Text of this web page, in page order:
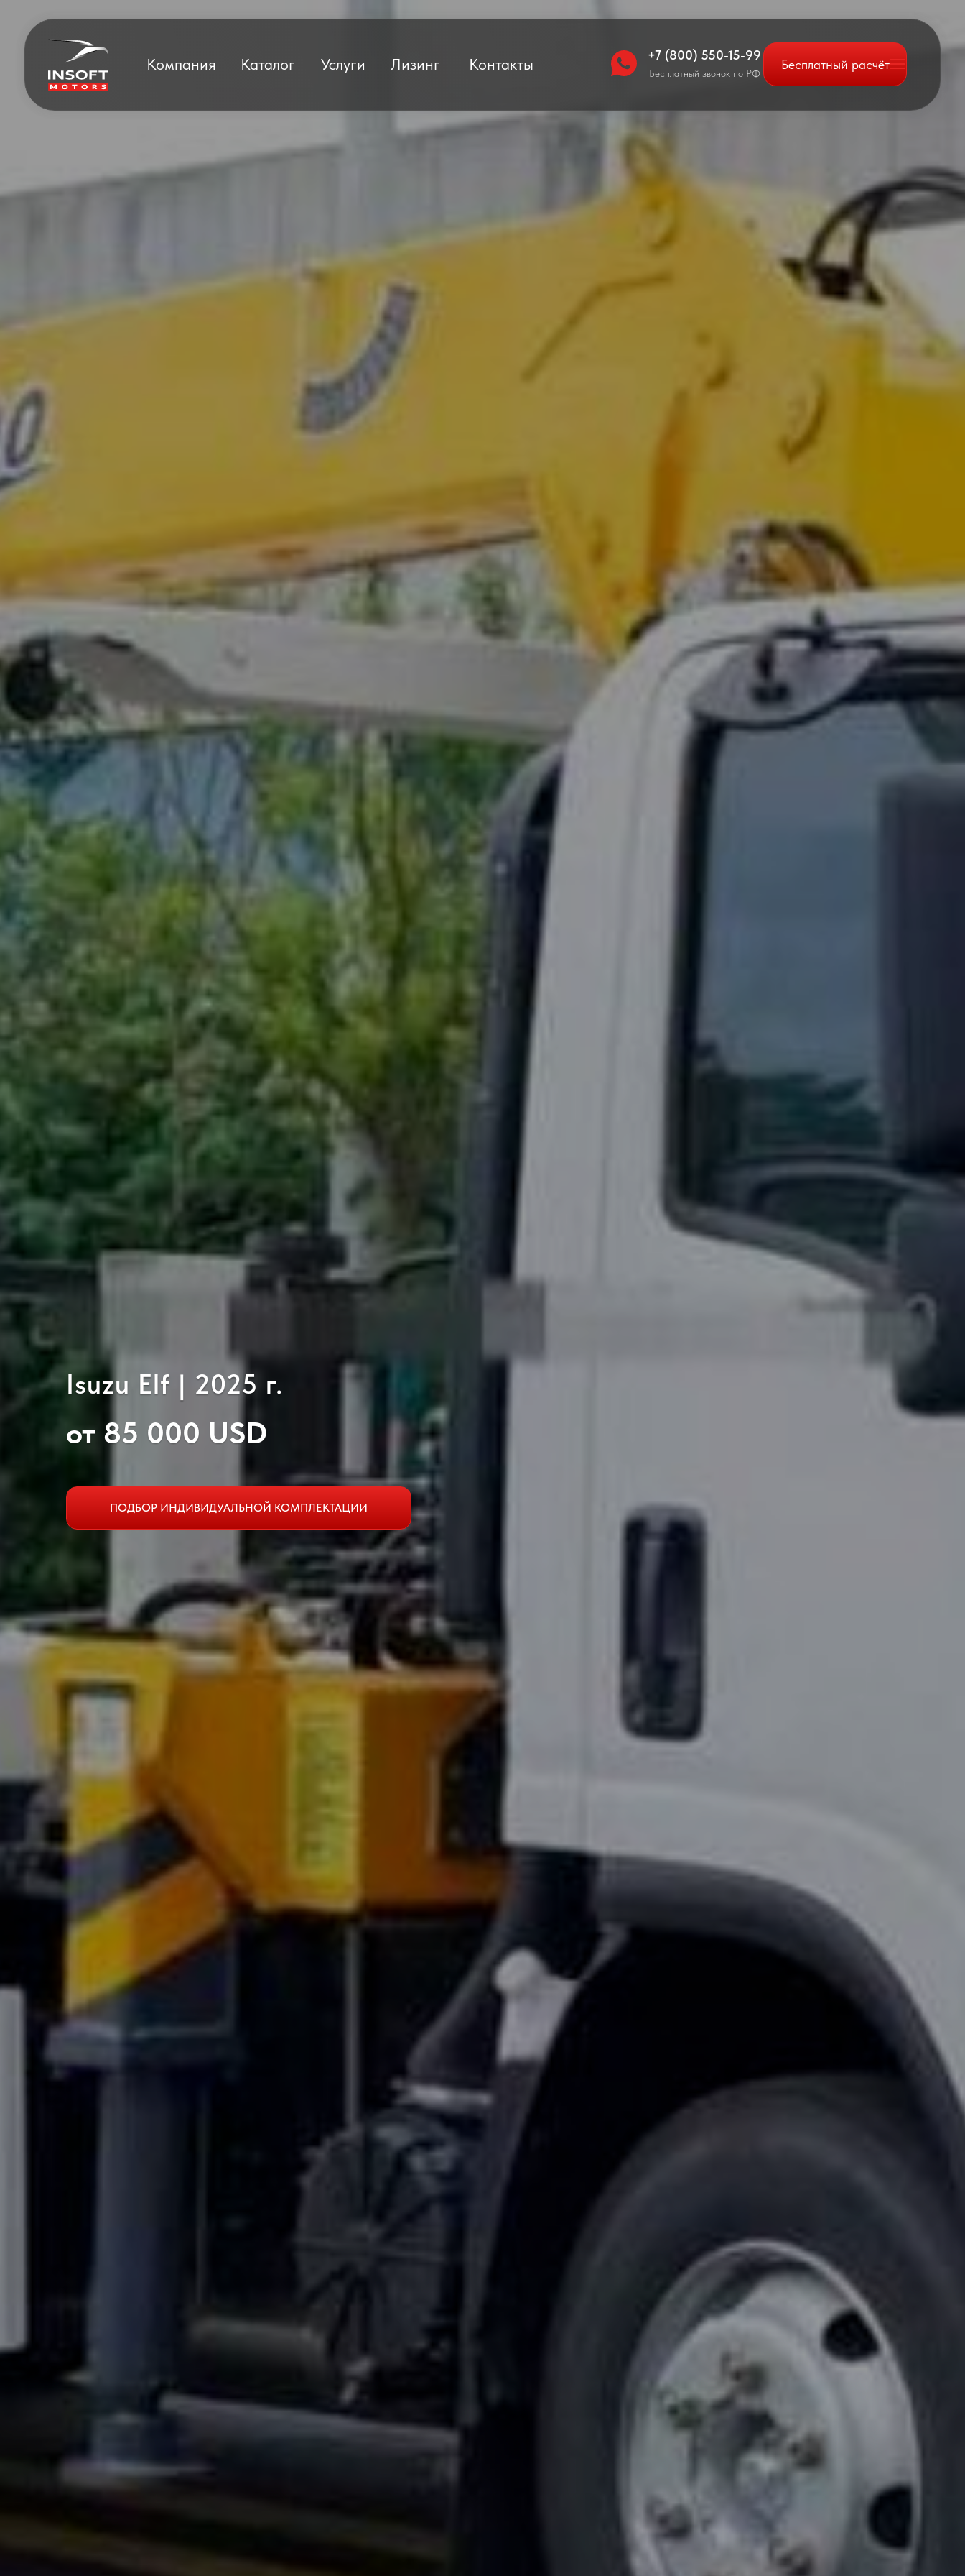
Бесплатный расчёт
Компания Каталог Услуги Лизинг +7 (800) 550-15-99
Контакты Бесплатный звонок по РФ
Isuzu Elf | 2025 г.
от 85 000 USD
ПОДБОР ИНДИВИДУАЛЬНОЙ КОМПЛЕКТАЦИИ